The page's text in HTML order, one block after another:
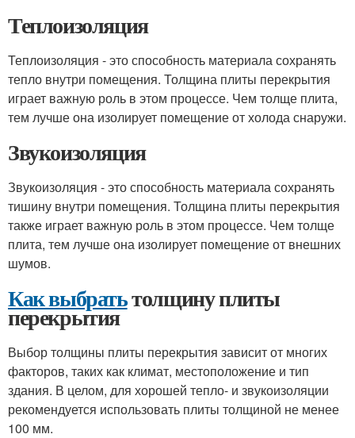
Теплоизоляция
Теплоизоляция - это способность материала сохранять
тепло внутри помещения. Толщина плиты перекрытия
играет важную роль в этом процессе. Чем толще плита,
тем лучше она изолирует помещение от холода снаружи.
Звукоизоляция
Звукоизоляция - это способность материала сохранять
тишину внутри помещения. Толщина плиты перекрытия
также играет важную роль в этом процессе. Чем толще
плита, тем лучше она изолирует помещение от внешних
шумов.
Как выбратьтолщину плиты
перекрытия
Выбор толщины плиты перекрытия зависит от многих
факторов, таких как климат, местоположение и тип
здания. В целом, для хорошей тепло- и звукоизоляции
рекомендуется использовать плиты толщиной не менее
100 мм.